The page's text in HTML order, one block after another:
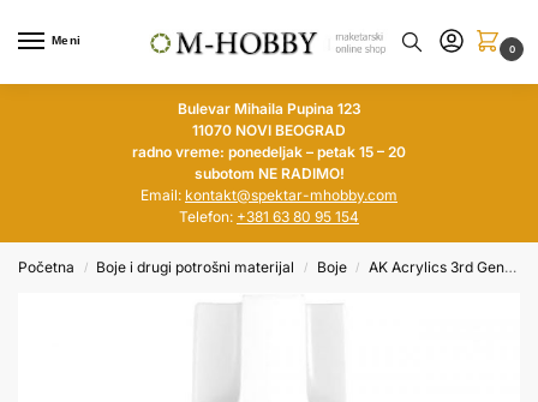
Meni
0
Bulevar Mihaila Pupina 123
11070 NOVI BEOGRAD
radno vreme: ponedeljak – petak 15 – 20
subotom NE RADIMO!
Email: kontakt@spektar-mhobby.com
Telefon: +381 63 80 95 154
Početna / Boje i drugi potrošni materijal / Boje / AK Acrylics 3rd Generation